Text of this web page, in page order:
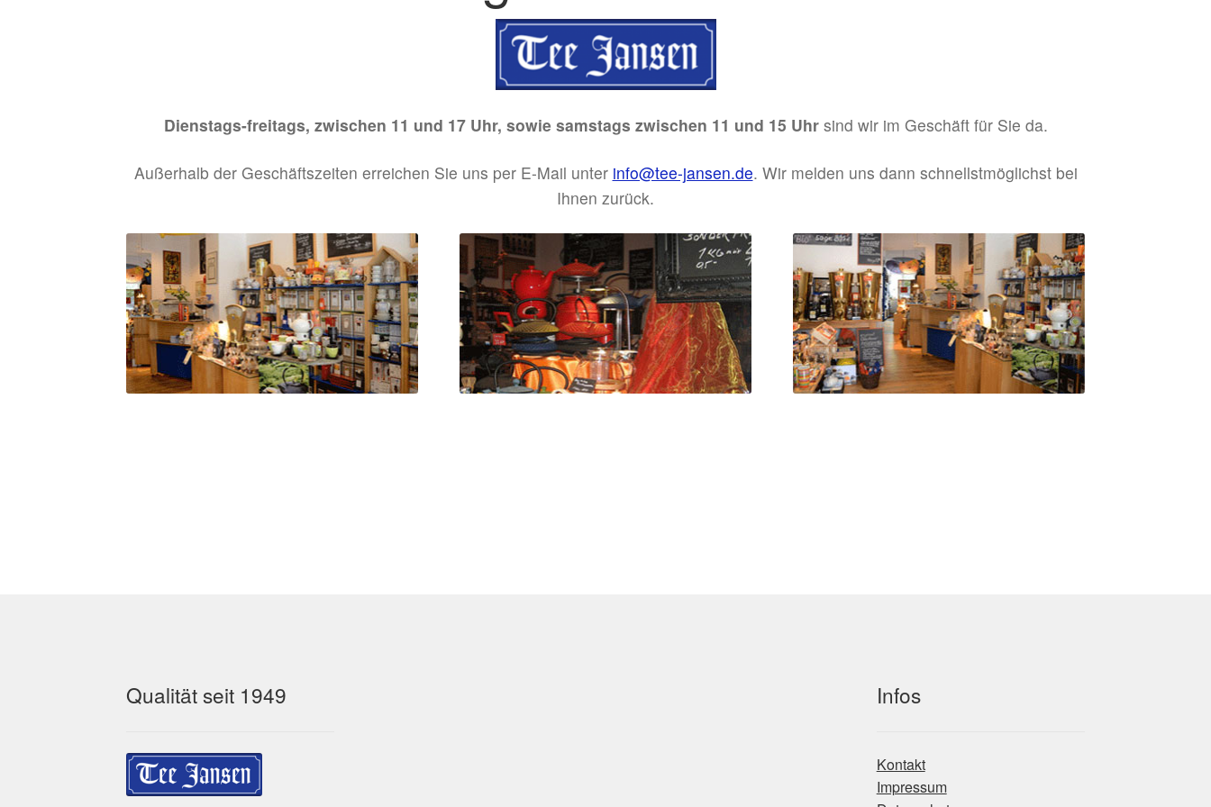
Dienstags-freitags, zwischen 11 und 17 Uhr, sowie samstags zwischen 11 und 15 Uhrsind wir im Geschäft für Sie da.
Außerhalb der Geschäftszeiten erreichen Sie uns per E-Mail unter info@tee-jansen.de. Wir melden uns dann schnellstmöglichst bei
Ihnen zurück.
Qualität seit 1949 Infos
Kontakt
Impressum